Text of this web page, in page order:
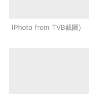
Photo from TVB截圖